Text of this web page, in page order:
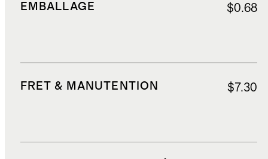
EMBALLAGE $0.68
FRET & MANUTENTION $7.30